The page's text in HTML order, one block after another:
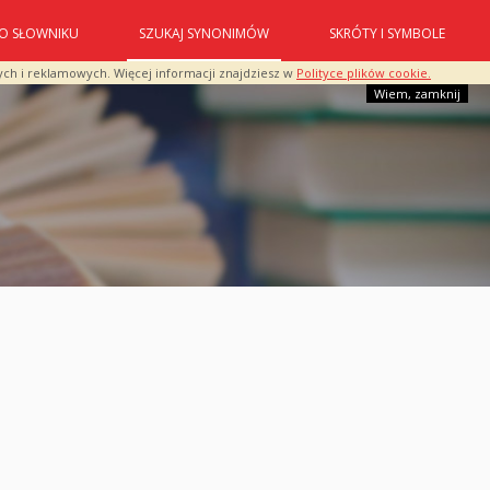
i reklamowych. Więcej informacji znajdziesz w Polityce plików cookie.
Wiem, zamknij
O SŁOWNIKU SZUKAJ SYNONIMÓW SKRÓTY I SYMBOLE